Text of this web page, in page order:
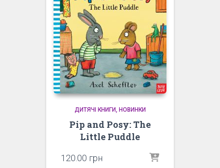
ДИТЯЧІ КНИГИ НОВИНКИ
Pip and Posy: The
Little Puddle
120.00 грн